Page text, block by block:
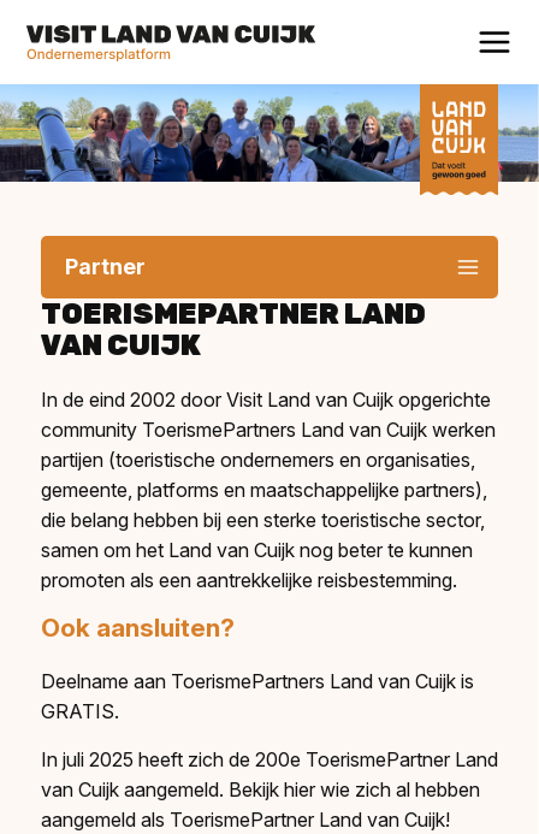
Partner
TOERISMEPARTNER LAND
VAN CUIJK
In de eind 2002 door Visit Land van Cuijk opgerichte
community ToerismePartners Land van Cuijk werken
partijen (toeristische ondernemers en organisaties,
gemeente, platforms en maatschappelijke partners),
die belang hebben bij een sterke toeristische sector,
samen om het Land van Cuijk nog beter te kunnen
promoten als een aantrekkelijke reisbestemming.
Ook aansluiten?
Deelname aan ToerismePartners Land van Cuijk is
GRATIS.
In juli 2025 heeft zich de 200e ToerismePartner Land
van Cuijk aangemeld. Bekijk hier wie zich al hebben
aangemeld als ToerismePartner Land van Cuijk!